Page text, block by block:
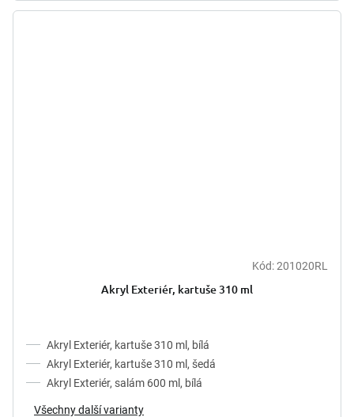
Kód:201020RL
Akryl Exteriér, kartuše 310 ml
Akryl Exteriér, kartuše 310 ml, bílá
Akryl Exteriér, kartuše 310 ml, šedá
Akryl Exteriér, salám 600 ml, bílá
Všechny další varianty